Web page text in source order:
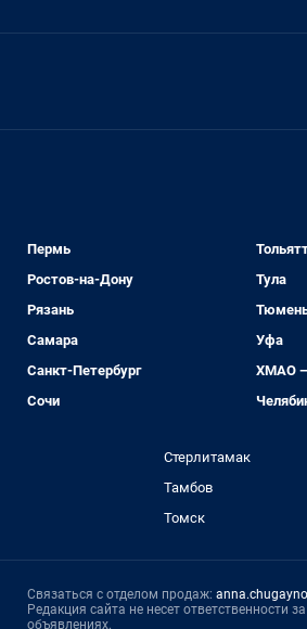
Пермь
Ростов-на-Дону
Рязань
Самара
Санкт-Петербург
Сочи
Тула
Уфа
ХМАО
Стерлитамак
Тамбов
Томск
Связаться с отделом продаж:
Редакция сайта не несет
объявлениях.